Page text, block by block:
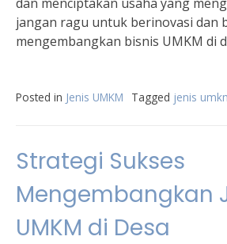
jangan ragu untuk berinovasi dan
mengembangkan bisnis UMKM di
Posted in Jenis UMKM Tagged jenis
Strategi Sukses
Mengembangkan
UMKM di Desa